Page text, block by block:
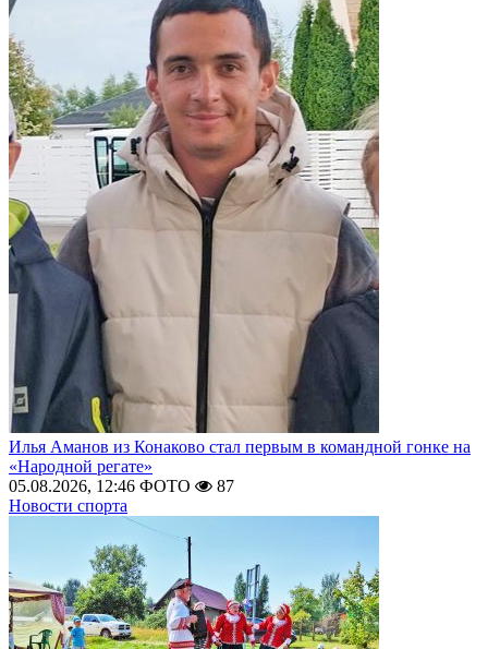
Илья Аманов из Конаково стал первым в командной гонке на
«Народной регате»
05.08.2026, 12:46 ФОТО
87
Новости спорта